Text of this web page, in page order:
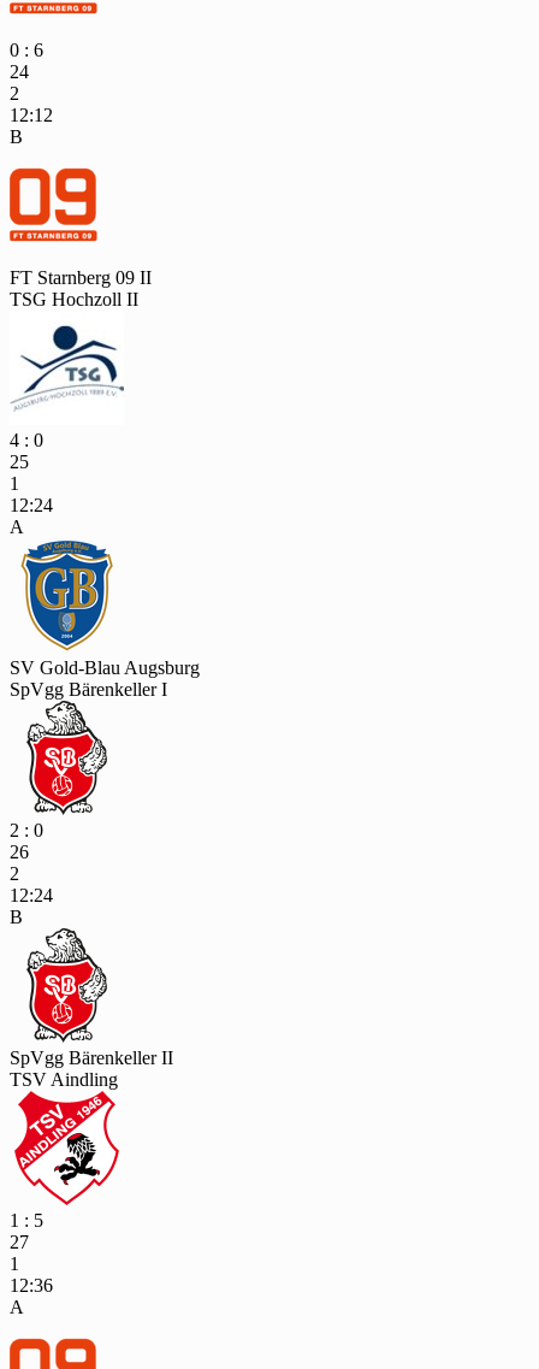
0 : 6
24
2
12:12
B
FT Starnberg 09 II
TSG Hochzoll II
4 : 0
25
1
12:24
A
SV Gold-Blau Augsburg
SpVgg Bärenkeller I
2 : 0
26
2
12:24
B
SpVgg Bärenkeller II
TSV Aindling
1 : 5
27
1
12:36
A